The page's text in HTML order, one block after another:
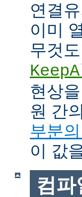
연결
이미
무것
현상
원 간
부분
이 값
컴